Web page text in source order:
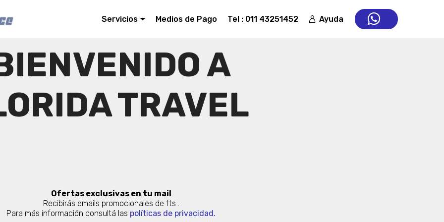
Servicios Medios de Pago Tel : 011 43251452 Ayuda
A
TRAVEL
Ofertas exclusivas en tu mail
Recibirás emails promocionales de fts .
Para más información consultá las políticas de privacidad.